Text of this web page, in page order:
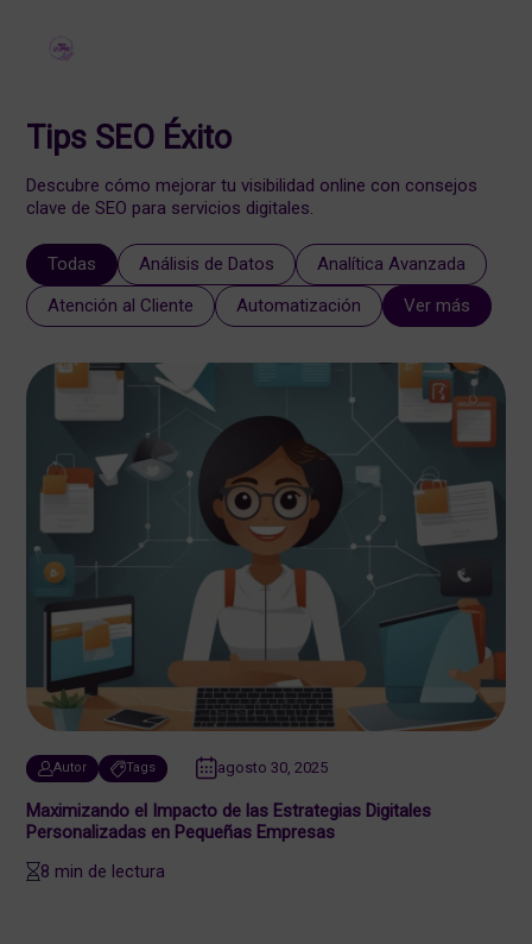
Tips SEO Éxito
Descubre cómo mejorar tu visibilidad online con consejos
clave de SEO para servicios digitales.
Todas Análisis de Datos
Analítica Avanzada
Atención al Cliente
Automatización Ver más
Autor Tags agosto 30, 2025
Maximizando el Impacto de las Estrategias Digitales
Personalizadas en Pequeñas Empresas
8 min de lectura